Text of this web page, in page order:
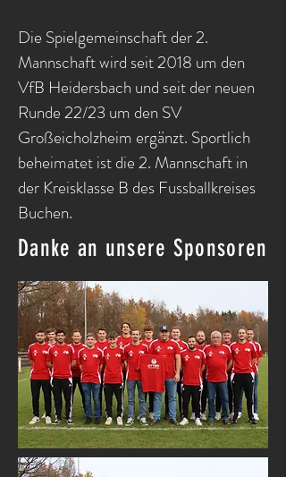
Die Spielgemeinschaft der 2.
Mannschaft wird seit 2018 um den
VfB Heidersbach und seit der neuen
Runde 22/23 um den SV
Großeicholzheim ergänzt. Sportlich
beheimatet ist die 2. Mannschaft in
der Kreisklasse B des Fussballkreises
Buchen.
Danke an unsere Sponsoren